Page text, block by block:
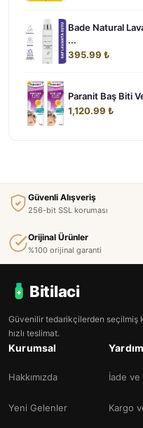
Bade Natural
...
395.99 ₺
Paranit Baş Biti
1,120.99 ₺
Güvenli Alışveriş
256-bit SSL koruması
Orijinal Ürünler
%100 orijinal garanti
Bitilaci
Güvenilir tedarikçilerden seçilmiş
hızlı teslimat.
Kurumsal
Hakkımızda
Yeni Gelenler
Yardım
İade ve
Kargo